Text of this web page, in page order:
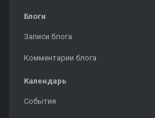
Блоги
Записи блога
Комментарии блога
Календарь
События